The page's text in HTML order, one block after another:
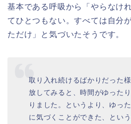
基本である呼吸から「やらなけ
てひとつもない。すべては自分
ただけ」と気づいたそうです。
取り入れ続けるばかりだった
放してみると、時間がゆった
りました。というより、ゆっ
に気づくことができた、とい